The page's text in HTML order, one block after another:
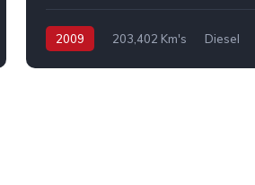
2009 203,402 Km's Diesel